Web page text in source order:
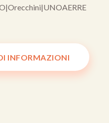
|Orecchini|UNOAERRE
INFORMAZIONI